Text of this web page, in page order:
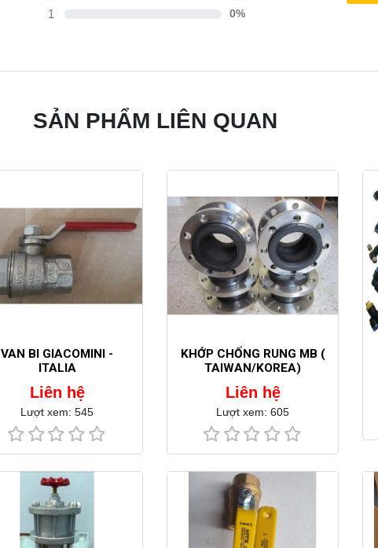
1 0%
SẢN PHẨM LIÊN QUAN
VAN BI GIACOMINI -
ITALIA
Liên hệ
Lượt xem: 545
KHỚP CHỐNG RUNG MB (
TAIWAN/KOREA)
Liên hệ
Lượt xem: 605